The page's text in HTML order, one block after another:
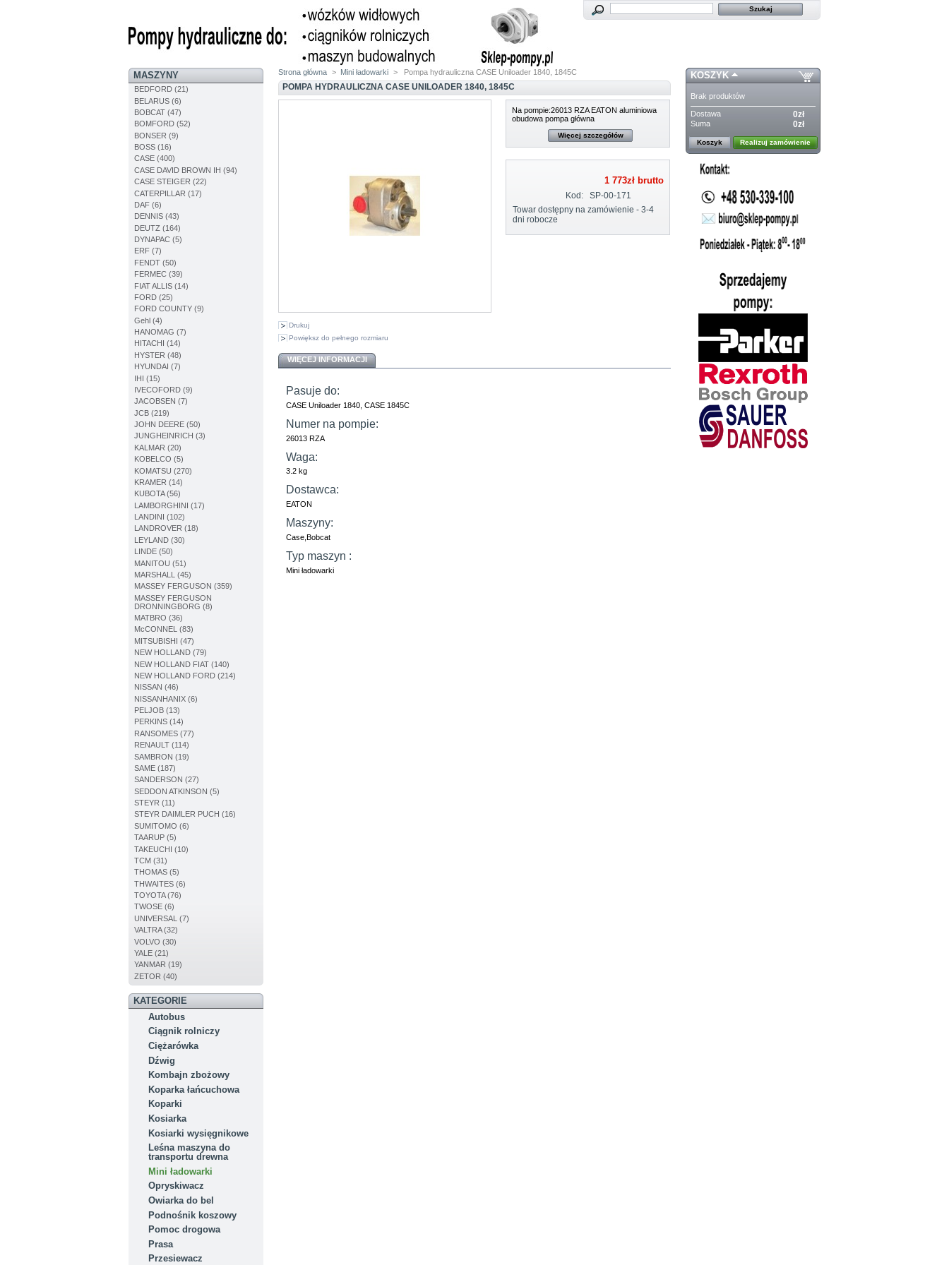
MASZYNY
BEDFORD (21)
BELARUS (6)
BOBCAT (47)
BOMFORD (52)
BONSER (9)
BOSS (16)
CASE (400)
CASE DAVID BROWN IH (94)
CASE STEIGER (22)
CATERPILLAR (17)
DAF (6)
DENNIS (43)
DEUTZ (164)
DYNAPAC (5)
ERF (7)
FENDT (50)
FERMEC (39)
FIAT ALLIS (14)
FORD (25)
FORD COUNTY (9)
Gehl (4)
HANOMAG (7)
HITACHI (14)
HYSTER (48)
HYUNDAI (7)
IHI (15)
IVECOFORD (9)
JACOBSEN (7)
JCB (219)
JOHN DEERE (50)
JUNGHEINRICH (3)
KALMAR (20)
KOBELCO (5)
KOMATSU (270)
KRAMER (14)
KUBOTA (56)
LAMBORGHINI (17)
LANDINI (102)
LANDROVER (18)
LEYLAND (30)
LINDE (50)
MANITOU (51)
MARSHALL (45)
MASSEY FERGUSON (359)
MASSEY FERGUSON
DRONNINGBORG (8)
MATBRO (36)
McCONNEL (83)
MITSUBISHI (47)
NEW HOLLAND (79)
NEW HOLLAND FIAT (140)
NEW HOLLAND FORD (214)
NISSAN (46)
NISSANHANIX (6)
PELJOB (13)
PERKINS (14)
RANSOMES (77)
RENAULT (114)
SAMBRON (19)
SAME (187)
SANDERSON (27)
SEDDON ATKINSON (5)
STEYR (11)
STEYR DAIMLER PUCH (16)
SUMITOMO (6)
TAARUP (5)
TAKEUCHI (10)
TCM (31)
THOMAS (5)
THWAITES (6)
TOYOTA (76)
TWOSE (6)
UNIVERSAL (7)
VALTRA (32)
VOLVO (30)
YALE (21)
YANMAR (19)
ZETOR (40)
KATEGORIE
Autobus
Ciągnik rolniczy
Ciężarówka
Dźwig
Kombajn zbożowy
Koparka łańcuchowa
Koparki
Kosiarka
Kosiarki wysięgnikowe
Leśna maszyna do
transportu drewna
Mini ładowarki
Opryskiwacz
Owiarka do bel
Podnośnik koszowy
Pomoc drogowa
Prasa
Przesiewacz
Strona główna > Mini ładowarki > Pompa hydrauliczna CASE Uniloader 1840, 1845C
POMPA HYDRAULICZNA CASE UNILOADER 1840, 1845C
Drukuj
Powiększ do pełnego rozmiaru
Na pompie:26013 RZA EATON aluminiowa
obudowa pompa główna
Więcej szczegółów
1 773złbrutto
Kod:
SP-00-171
Towar dostępny na zamówienie - 3-4
dni robocze
WIĘCEJ INFORMACJI
Pasuje do:
CASE Uniloader 1840, CASE 1845C
Numer na pompie:
26013 RZA
Waga:
3.2 kg
Dostawca:
EATON
Maszyny:
Case,Bobcat
Typ maszyn :
Mini ładowarki
KOSZYK
Brak produktów
Dostawa 0zł
Suma 0zł
Koszyk Realizuj zamówienie